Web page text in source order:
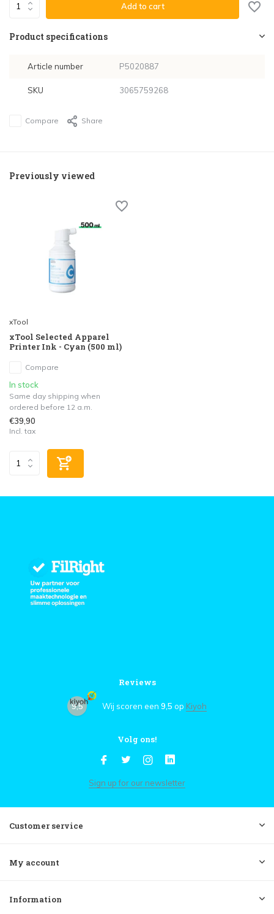
Add to cart
Product specifications
Article number P5020887
SKU 3065759268
Compare Share
Previously viewed
xTool
xTool Selected Apparel
Printer Ink - Cyan (500 ml)
Compare
In stock
Same day shipping when
ordered before 12 a.m.
€39,90
Incl. tax
Reviews
9,5 Wij scoren een 9,5 op Kiyoh
Volg ons!
Sign up for our newsletter
Customer service
My account
Information